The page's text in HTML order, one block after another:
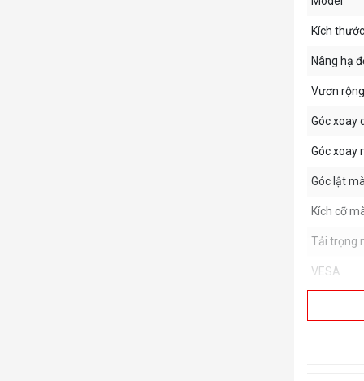
Kích thước
Nâng hạ
Vươn
Góc xoay
Góc xoay
Góc lật
Kích cỡ
Tải trọng
VESA